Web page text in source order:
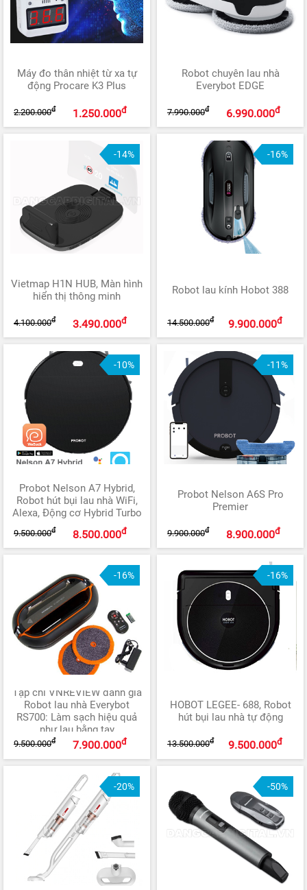
Máy đo thân nhiệt từ xa tự
động Procare K3 Plus
1.250.000đ
2.200.000đ
Robot chuyên lau nhà
Everybot EDGE
6.990.000đ
7.990.000đ
-14%
Vietmap H1N HUB, Màn hình
hiển thị thông minh
3.490.000đ
4.100.000đ
-16%
Robot lau kính Hobot 388
9.900.000đ
14.500.000đ
-10%
Probot Nelson A7 Hybrid,
Robot hút bụi lau nhà WiFi,
Alexa, Động cơ Hybrid Turbo
8.500.000đ
9.500.000đ
-11%
Probot Nelson A6S Pro
Premier
8.900.000đ
9.900.000đ
-16%
Tạp chí VNREVIEW đánh giá
Robot lau nhà Everybot
RS700: Làm sạch hiệu quả
như lau bằng tay
7.900.000đ
9.500.000đ
-16%
HOBOT LEGEE- 688, Robot
hút bụi lau nhà tự động
9.500.000đ
13.500.000đ
-20% -50%